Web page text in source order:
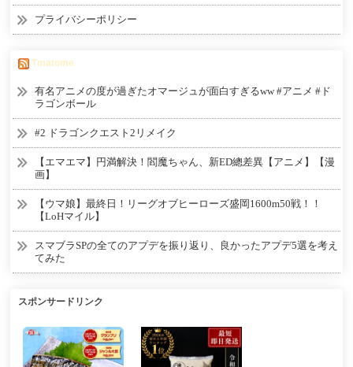
プライバシーポリシー
Tmatome
有名アニメの度が過ぎたオマージュが面白すぎるww #アニメ #ド
ラゴンボール
#2 ドラゴンクエスト2リメイク
【エマエマ】円満解決！閻魔ちゃん、新ED總差異【アニメ】【漫
画】
【ウマ娘】最終日！リーグオブヒーローズ盛岡1600m50戦！！
【LoHマイル】
スマブラSPの全てのアプデを振り返り、良かったアプデ5選を考え
てみた
スポンサードリンク